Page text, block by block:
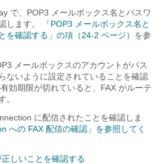
で、POP3 メールボックス名とパスワ
します。
「POP3 メールボックス名と
を確認する」の項（24-2 ページ） を参
メールボックスのアカウントがパス
ないように設定されていることを確認
効期限が切れていると、FAX がルーテ
。
に配信されたことを確認しま
への FAX 配信の確認」を参照してく
しいことを確認する